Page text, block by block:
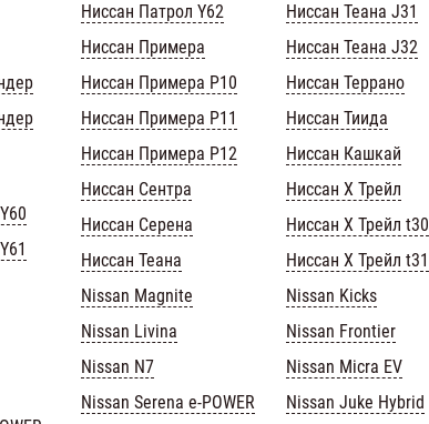
Ниссан Патрол Y62
Ниссан Примера
Ниссан Примера Р10
Ниссан Примера Р11
Ниссан Примера Р12
Ниссан Сентра
Ниссан Серена
Ниссан Теана
Nissan Magnite
Nissan Livina
Nissan N7
Nissan Serena e-POWER
Ниссан Теана J31
Ниссан Теана J32
Ниссан Террано
Ниссан Тиида
Ниссан Кашкай
Ниссан Х Трейл
Ниссан Х Трейл t30
Ниссан Х Трейл t31
Nissan Kicks
Nissan Frontier
Nissan Micra EV
Nissan Juke Hybrid